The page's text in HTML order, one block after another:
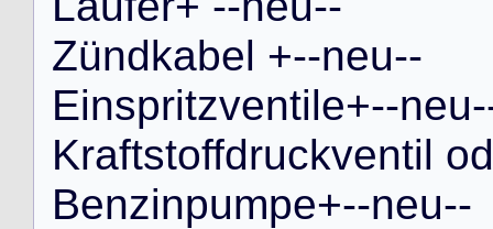
Zündkabel +--neu--
Einspritzventile+--neu-
Kraftstoffdruckventil od
Benzinpumpe+--neu--